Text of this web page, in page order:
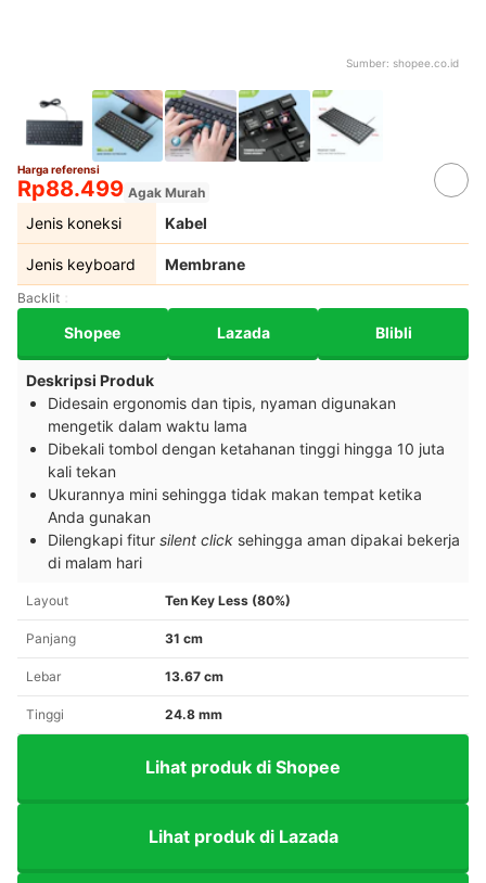
Sumber: shopee.co.id
Harga referensi
Rp88.499 Agak Murah
Jenis koneksi Kabel
Jenis keyboard Membrane
Backlit
Shopee Lazada Blibli
Deskripsi Produk
Didesain ergonomis dan tipis, nyaman digunakan
mengetik dalam waktu lama
Dibekali tombol dengan ketahanan tinggi hingga 10 juta
kali tekan
Ukurannya mini sehingga tidak makan tempat ketika
Anda gunakan
Dilengkapi fitur silent click sehingga aman dipakai bekerja
di malam hari
Layout Ten Key Less (80%)
Panjang 31 cm
Lebar 13.67 cm
Tinggi 24.8 mm
Lihat produk di Shopee
Lihat produk di Lazada